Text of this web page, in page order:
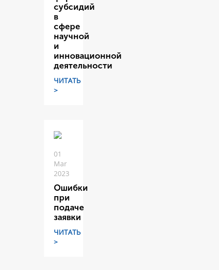
субсидий
в
сфере
научной
и
инновационной
деятельности
ЧИТАТЬ
>
01
Mar
2023
Ошибки
при
подаче
заявки
ЧИТАТЬ
>